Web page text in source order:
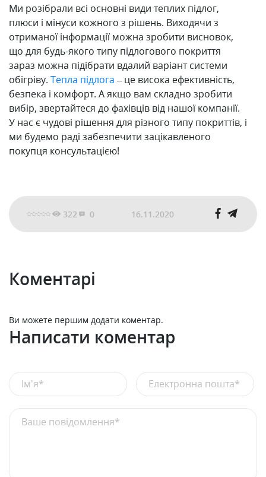
Ми розібрали всі основні види теплих підлог,
плюси і мінуси кожного з рішень. Виходячи з
отриманої інформації можна зробити висновок,
що для будь-якого типу підлогового покриття
зараз можна підібрати вдалий варіант системи
обігріву. Тепла підлога – це висока ефективність,
безпека і комфорт. А якщо вам складно зробити
вибір, звертайтеся до фахівців від нашої компанії.
У нас є чудові рішення для різного типу покриттів, і
ми будемо раді забезпечити зацікавленого
покупця консультацією!
322 0 16.11.2020
Коментарі
Ви можете першим додати коментар.
Написати коментар